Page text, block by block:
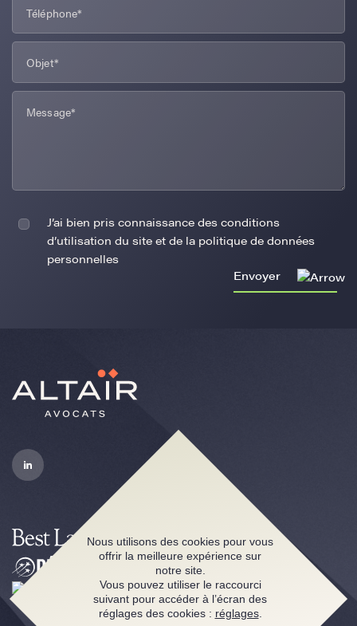
J’ai bien pris connaissance des conditions
d’utilisation du site et de la politique de données
personnelles
Envoyer
Nous utilisons des cookies pour vous
offrir la meilleure expérience sur
notre site.
Vous pouvez utiliser le raccourci
suivant pour accéder à l’écran des
réglages des cookies : réglages.